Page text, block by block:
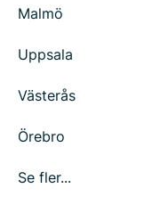
Malmö
Uppsala
Västerås
Örebro
Se fler...